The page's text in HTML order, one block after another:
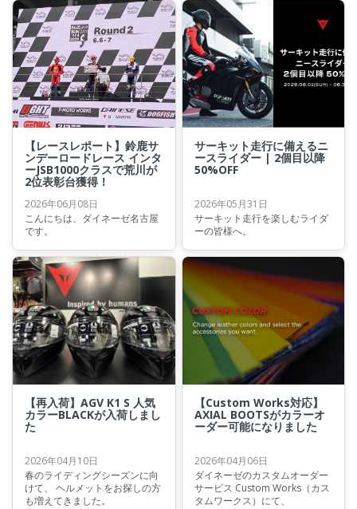
【レースレポート】鈴鹿サ
ンデーロードレース インタ
ーJSB1000クラスで荒川が
2位表彰台獲得！
2026年06月08日
こんにちは、ダイネーゼ名古屋
です。
サーキット走行に備えるニ
ースライダー | 2個目以降
50%OFF
2026年05月31日
サーキット走行を楽しむライダ
ーの皆様へ。
【再入荷】AGV K1 S 人気
カラーBLACKが入荷しまし
た
2026年04月10日
春のライディングシーズンに向
けて、 ヘルメットをお探しの方
も増えてきました。
【Custom Works対応】
AXIAL BOOTSがカラーオ
ーダー可能になりました
2026年04月06日
ダイネーゼのカスタムオーダー
サービス Custom Works（カス
タムワークス）にて、